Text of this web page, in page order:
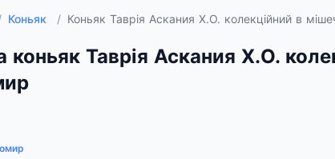
Коньяк / Коньяк Таврія Аскания X.O. колекційний в
коньяк Таврія Аскания X.O.